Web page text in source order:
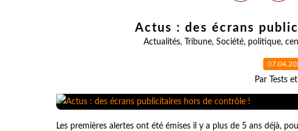
Actus : des écrans
Actualités, Tribune, Société, politique,
Par Tests
Les premières alertes ont été émises il y a plus de 5 ans déjà,